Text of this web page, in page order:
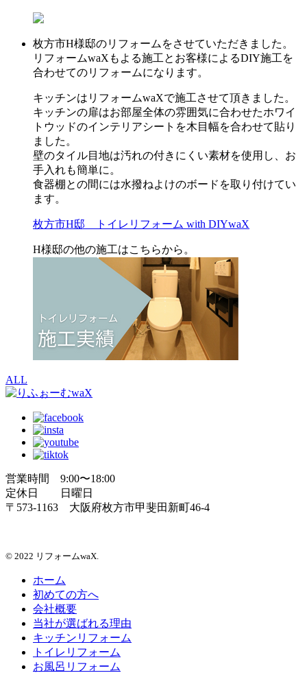
枚方市H様邸のリフォームをさせていただきました。
リフォームwaXもよる施工とお客様によるDIY施工を
合わせてのリフォームになります。
キッチンはリフォームwaXで施工させて頂きました。
キッチンの扉はお部屋全体の雰囲気に合わせたホワイ
トウッドのインテリアシートを木目幅を合わせて貼り
ました。
壁のタイル目地は汚れの付きにくい素材を使用し、お
手入れも簡単に。
食器棚との間には水撥ねよけのボードを取り付けてい
ます。
枚方市H邸 トイレリフォーム with DIYwaX
H様邸の他の施工はこちらから。
ALL
営業時間 9:00〜18:00
定休日 日曜日
〒573-1163 大阪府枚方市甲斐田新町46-4
© 2022 リフォームwaX.
ホーム
初めての方へ
会社概要
当社が選ばれる理由
キッチンリフォーム
トイレリフォーム
お風呂リフォーム